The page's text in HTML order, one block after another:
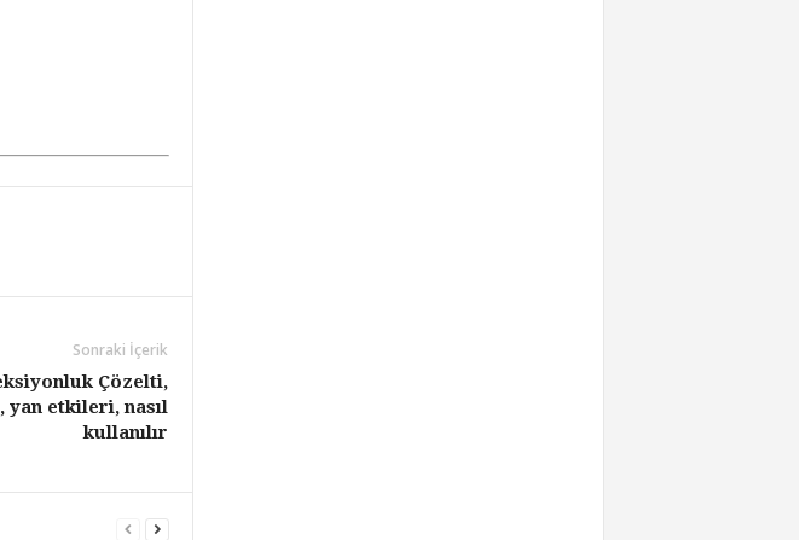
Sonraki İçerik
Çözelti,
yan etkileri, nasıl
kullanılır